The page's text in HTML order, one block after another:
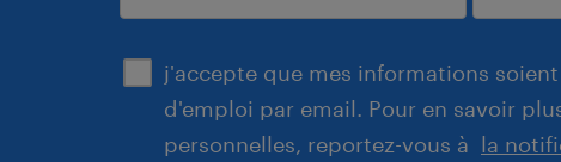
j'accepte que mes informations
d'emploi par email. Pour en savoir
personnelles, reportez-vous à la
enregistrer